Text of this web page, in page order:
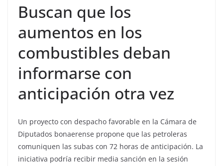
Buscan que los
aumentos en los
combustibles deban
informarse con
anticipación otra vez
Un proyecto con despacho favorable en la Cámara de
Diputados bonaerense propone que las petroleras
comuniquen las subas con 72 horas de anticipación. La
iniciativa podría recibir media sanción en la sesión